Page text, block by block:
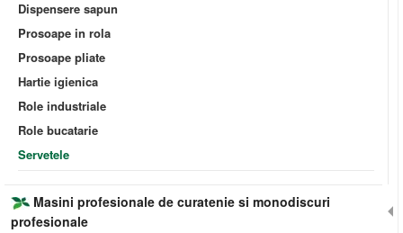
Dispensere sapun
Prosoape in rola
Prosoape pliate
Hartie igienica
Role industriale
Role bucatarie
Servetele
Masini profesionale de curatenie si monodiscuri
profesionale